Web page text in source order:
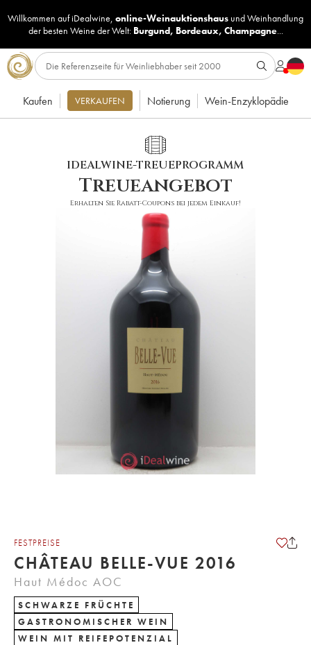
Willkommen auf iDealwine, online-Weinauktionshaus undWeinhandlung
der besten Weine der Welt: Burgund, Bordeaux, Champagne...
Kaufen VERKAUFEN Notierung Wein-Enzyklopädie
IDEALWINE-TREUEPROGRAMM
Treueangebot
Erhalten Sie Rabatt-Coupons bei jedem Einkauf!
FESTPREISE
CHÂTEAU BELLE-VUE 2016
Haut Médoc AOC
SCHWARZE FRÜCHTE
GASTRONOMISCHER WEIN
WEIN MIT REIFEPOTENZIAL